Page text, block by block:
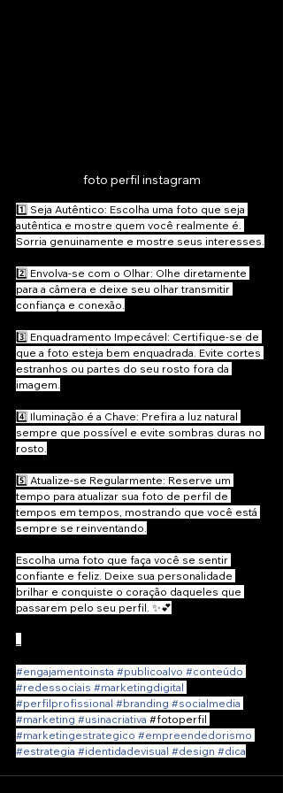
foto perfil instagram
1️⃣ Seja Autêntico: Escolha uma foto que seja
autêntica e mostre quem você realmente é.
Sorria genuinamente e mostre seus interesses.
2️⃣ Envolva-se com o Olhar: Olhe diretamente
para a câmera e deixe seu olhar transmitir
confiança e conexão.
3️⃣ Enquadramento Impecável: Certifique-se de
que a foto esteja bem enquadrada. Evite cortes
estranhos ou partes do seu rosto fora da
imagem.
4️⃣ Iluminação é a Chave: Prefira a luz natural
sempre que possível e evite sombras duras no
rosto.
5️⃣ Atualize-se Regularmente: Reserve um
tempo para atualizar sua foto de perfil de
tempos em tempos, mostrando que você está
sempre se reinventando.
Escolha uma foto que faça você se sentir
confiante e feliz. Deixe sua personalidade
brilhar e conquiste o coração daqueles que
passarem pelo seu perfil. ✨💕
#engajamentoinsta #publicoalvo #conteúdo
#redessociais #marketingdigital
#perfilprofissional #branding #socialmedia
#marketing #usinacriativa #fotoperfil
#marketingestrategico #empreendedorismo
#estrategia #identidadevisual #design #dica